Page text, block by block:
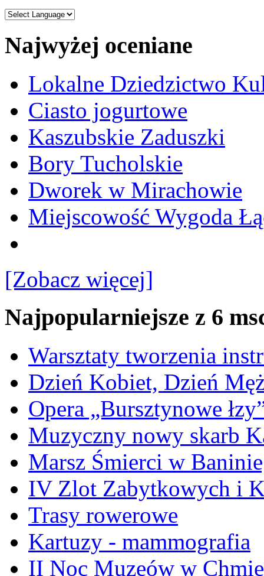
Najwyżej oceniane
Lokalne Dziedzictwo
Ciasto jogurtowe
Kaszubskie Zaduszki
Bory Tucholskie
Dworek w Mirachowie
Miejscowość Wygoda
[Zobacz więcej]
Najpopularniejsze z 6
Warsztaty tworzenia
Dzień Kobiet, Dzień
Opera „Bursztynowe
Muzyczny nowy skarb
Marsz Śmierci w
IV Zlot Zabytkowych i
Trasy rowerowe
Kartuzy - mammografia
II Noc Muzeów w